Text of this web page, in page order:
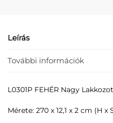
Leírás
További információk
L0301P FEHÉR Nagy
Mérete: 270 x 12,1 x 2 cm (H x